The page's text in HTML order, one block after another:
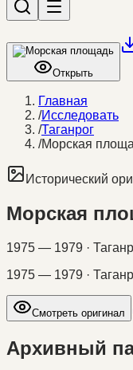
Открыть
Главная
/Исследовать
/Таганрог
/Морская
Исторический
Морская
1975 — 1979 ·
1975 — 1979 ·
Смотреть оригинал
Архивный